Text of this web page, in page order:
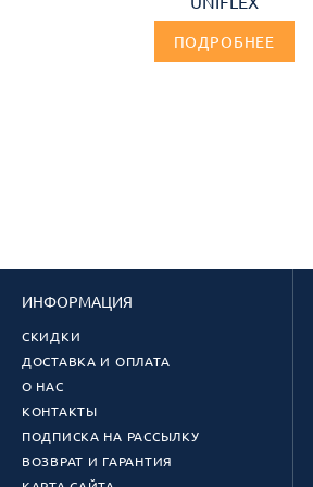
ПОДРОБНЕЕ
ИНФОРМАЦИЯ
СКИДКИ
ДОСТАВКА И ОПЛАТА
О НАС
КОНТАКТЫ
ПОДПИСКА НА РАССЫЛКУ
ВОЗВРАТ И ГАРАНТИЯ